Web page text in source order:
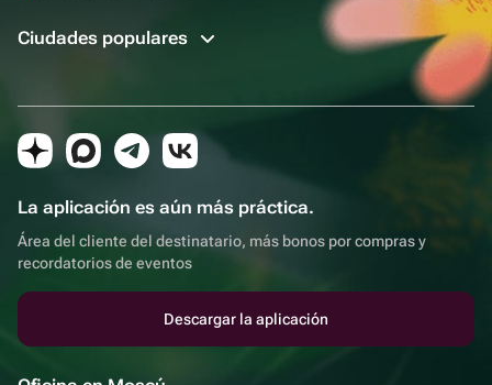
Ciudades populares
La aplicación es aún más práctica.
Área del cliente del destinatario, más bonos por compras y
recordatorios de eventos
Descargar la aplicación